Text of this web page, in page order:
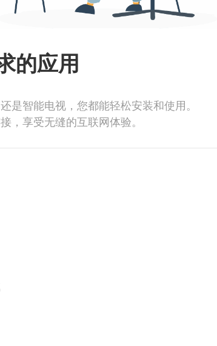
的应用
是智能电视，您都能轻松安装和使用。
，享受无缝的互联网体验。